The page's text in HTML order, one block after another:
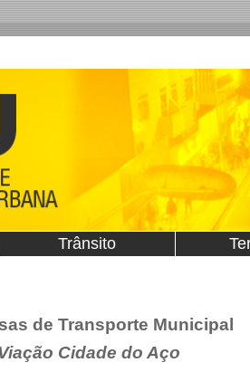
Trânsito
de Transporte Municipal
Cidade do Aço